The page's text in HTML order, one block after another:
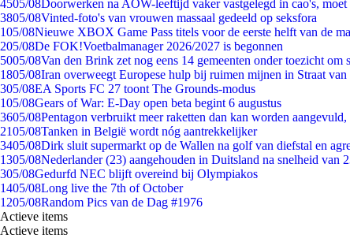
4505/08Doorwerken na AOW-leeftijd vaker vastgelegd in cao's,
3805/08Vinted-foto's van vrouwen massaal gedeeld op seksfora
105/08Nieuwe XBOX Game Pass titels voor de eerste helft van de
205/08De FOK!Voetbalmanager 2026/2027 is begonnen
5005/08Van den Brink zet nog eens 14 gemeenten onder toezicht om
1805/08Iran overweegt Europese hulp bij ruimen mijnen in Straat
305/08EA Sports FC 27 toont The Grounds-modus
105/08Gears of War: E-Day open beta begint 6 augustus
3605/08Pentagon verbruikt meer raketten dan kan worden
2105/08Tanken in België wordt nóg aantrekkelijker
3405/08Dirk sluit supermarkt op de Wallen na golf van diefstal en
1305/08Nederlander (23) aangehouden in Duitsland na snelheid van
305/08Gedurfd NEC blijft overeind bij Olympiakos
1405/08Long live the 7th of October
1205/08Random Pics van de Dag #1976
Actieve items
Actieve items